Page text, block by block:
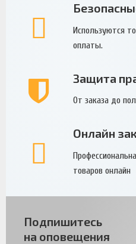
Используются
оплаты.
Защита
От заказа до
Онлайн
товаров онлайн
Подпишитесь
на оповещения